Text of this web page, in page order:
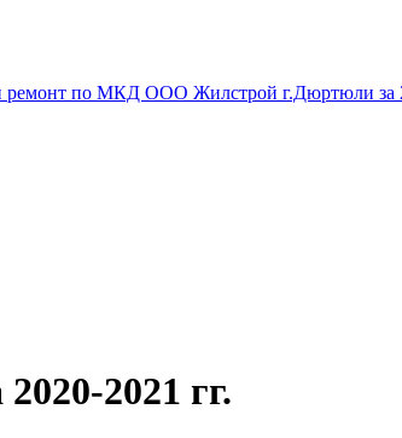
ремонт по МКД ООО Жилстрой г.Дюртюли за
2021 гг.